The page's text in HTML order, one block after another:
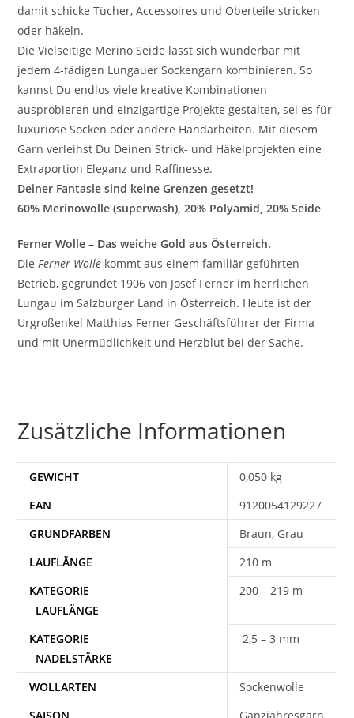
damit schicke Tücher, Accessoires und Oberteile stricken
oder häkeln.
Die Vielseitige Merino Seide lässt sich wunderbar mit
jedem 4-fädigen Lungauer Sockengarn kombinieren. So
kannst Du endlos viele kreative Kombinationen
ausprobieren und einzigartige Projekte gestalten, sei es für
luxuriöse Socken oder andere Handarbeiten. Mit diesem
Garn verleihst Du Deinen Strick- und Häkelprojekten eine
Extraportion Eleganz und Raffinesse.
Deiner Fantasie sind keine Grenzen gesetzt!
60% Merinowolle (superwash), 20% Polyamid, 20% Seide
Ferner Wolle – Das weiche Gold aus Österreich.
DieFerner Wolle kommt aus einem familiär geführten
Betrieb, gegründet 1906 von Josef Ferner im herrlichen
Lungau im Salzburger Land in Österreich. Heute ist der
Urgroßenkel Matthias Ferner Geschäftsführer der Firma
und mit Unermüdlichkeit und Herzblut bei der Sache.
Zusätzliche Informationen
GEWICHT
0,050 kg
EAN
9120054129227
Braun, Grau
210 m
200 – 219 m
2,5 – 3 mm
WOLLARTEN
Sockenwolle